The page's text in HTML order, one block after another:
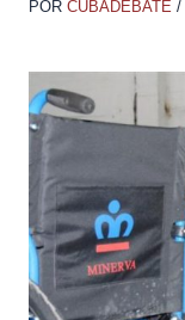
POR CUBADEBATE /